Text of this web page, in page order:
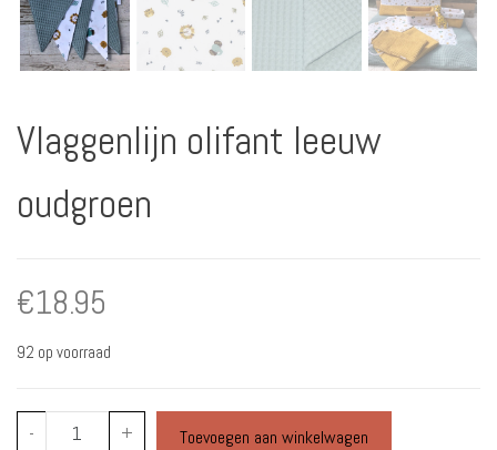
Vlaggenlijn olifant leeuw
oudgroen
€18.95
92 op voorraad
-
Vlaggenlijn
+ Toevoegen aan winkelwagen